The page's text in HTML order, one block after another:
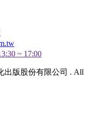
~ 17:00
出版股份有限公司 . All